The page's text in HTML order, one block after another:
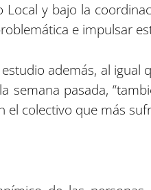
y bajo la
e impulsar
además, al igual
semana pasada,
colectivo que más